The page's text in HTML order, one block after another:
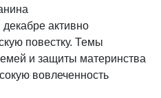
декабре активно
повестку. Темы
и защиты материнства
вовлеченность